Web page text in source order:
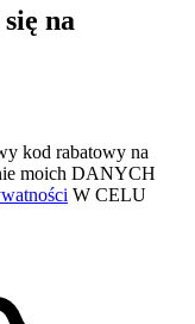
na
kod rabatowy na
moich DANYCH
W CELU